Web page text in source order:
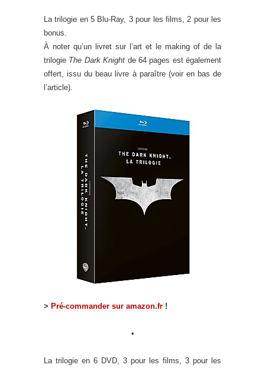
La trilogie en 5 Blu-Ray, 3 pour les films, 2 pour les
bonus.
À noter qu’un livret sur l’art et le making of de la
trilogie The Dark Knight de 64 pages est également
offert, issu du beau livre à paraître (voir en bas de
l’article).
> Pré-commander sur amazon.fr !
•
La trilogie en 6 DVD, 3 pour les films, 3 pour les